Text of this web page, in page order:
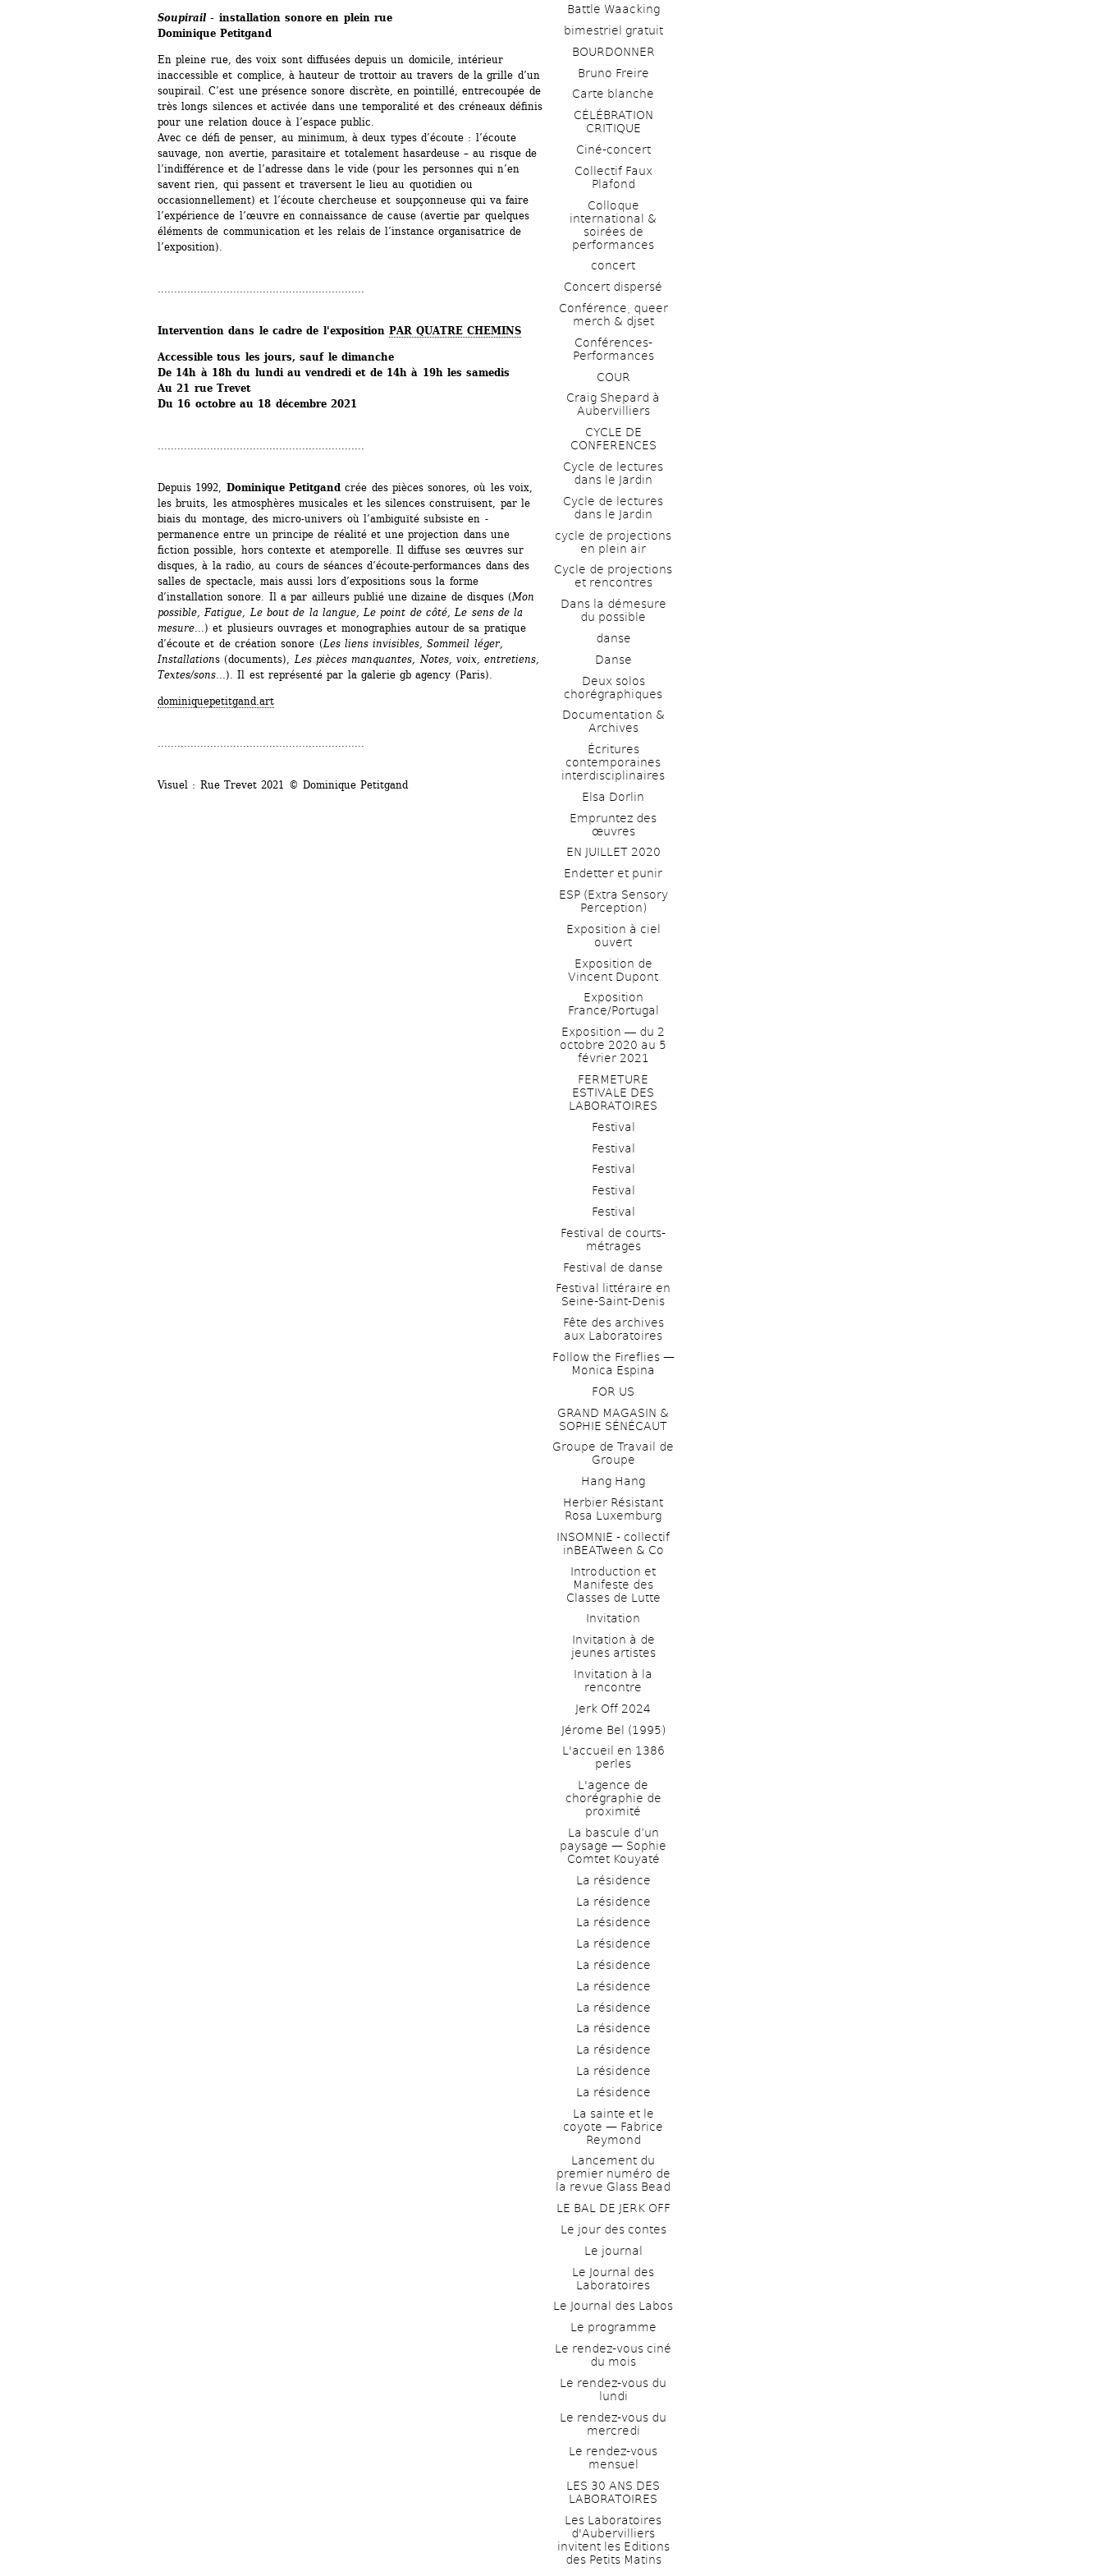
Soupirail - installation sonore en plein rue
Dominique Petitgand
En pleine rue, des voix sont diffusées depuis un domicile, intérieur
inaccessible et complice, à hauteur de trottoir au travers de la grille d’un
soupirail. C’est une présence sonore discrète, en pointillé, entrecoupée de
très longs silences et activée dans une temporalité et des créneaux définis
pour une relation douce à l’espace public.
Avec ce défi de penser, au minimum, à deux types d’écoute : l’écoute
sauvage, non avertie, parasitaire et ­totalement hasardeuse – au risque de
l’indifférence et de l’adresse dans le vide (pour les personnes qui n’en
savent rien, qui passent et traversent le lieu au quotidien ou
occasionnellement) et l’écoute chercheuse et soupçonneuse qui va faire
l’expérience de l’œuvre en connaissance de cause (avertie par quelques
éléments de communication et les relais de l’instance organisatrice de
l’exposition).
Intervention dans le cadre de l'exposition PAR QUATRE CHEMINS
Accessible tous les jours, sauf le dimanche
De 14h à 18h du lundi au vendredi et de 14h à 19h les samedis
Au 21 rue Trevet
Du 16 octobre au 18 décembre 2021
Depuis 1992, Dominique Petitgand crée des pièces ­sonores, où les voix,
les bruits, les atmosphères musicales et les silences construisent, par le
biais du montage, des micro-univers où l’ambiguïté subsiste en ­
permanence entre un principe de réalité et une projection dans une
fiction possible, hors contexte et ­atemporelle. Il diffuse ses œuvres sur
disques, à la radio, au cours de séances d’écoute-performances dans des
salles de spectacle, mais aussi lors d’expositions sous la forme
d’installation sonore. Il a par ailleurs publié une dizaine de disques (Mon
possible, Fatigue, Le bout de la langue, Le point de côté, Le sens de la
mesure ...) et plusieurs ouvrages et monographies autour de sa pratique
d’écoute et de création sonore (Les liens invisibles, Sommeil léger,
Installations (documents), Les pièces manquantes, Notes, voix, entretiens,
Textes/sons ...). Il est représenté par la galerie gb agency (Paris).
dominiquepetitgand.art
Visuel : Rue Trevet 2021 © Dominique Petitgand
Battle Waacking
bimestriel gratuit
BOURDONNER
Bruno Freire
Carte blanche
CÉLÉBRATION
CRITIQUE
Ciné-concert
Collectif Faux
Plafond
Colloque
international &
soirées de
performances
concert
Concert dispersé
Conférence, queer
merch & djset
Conférences-
Performances
COUR
Craig Shepard à
Aubervilliers
CYCLE DE
CONFERENCES
Cycle de lectures
dans le Jardin
Cycle de lectures
dans le Jardin
cycle de projections
en plein air
Cycle de projections
et rencontres
Dans la démesure
du possible
danse
Danse
Deux solos
chorégraphiques
Documentation &
Archives
Écritures
contemporaines
interdisciplinaires
Elsa Dorlin
Empruntez des
œuvres
EN JUILLET 2020
Endetter et punir
ESP (Extra Sensory
Perception)
Exposition à ciel
ouvert
Exposition de
Vincent Dupont
Exposition
France/Portugal
Exposition ― du 2
octobre 2020 au 5
février 2021
FERMETURE
ESTIVALE DES
LABORATOIRES
Festival
Festival
Festival
Festival
Festival
Festival de courts-
métrages
Festival de danse
Festival littéraire en
Seine-Saint-Denis
Fête des archives
aux Laboratoires
Follow the Fireflies —
Monica Espina
FOR US
GRAND MAGASIN &
SOPHIE SÉNÉCAUT
Groupe de Travail de
Groupe
Hang Hang
Herbier Résistant
Rosa Luxemburg
INSOMNIE - collectif
inBEATween & Co
Introduction et
Manifeste des
Classes de Lutte
Invitation
Invitation à de
jeunes artistes
Invitation à la
rencontre
Jerk Off 2024
Jérome Bel (1995)
L'accueil en 1386
perles
L'agence de
chorégraphie de
proximité
La bascule d’un
paysage — Sophie
Comtet Kouyaté
La résidence
La résidence
La résidence
La résidence
La résidence
La résidence
La résidence
La résidence
La résidence
La résidence
La résidence
La sainte et le
coyote — Fabrice
Reymond
Lancement du
premier numéro de
la revue Glass Bead
LE BAL DE JERK OFF
Le jour des contes
Le journal
Le Journal des
Laboratoires
Le Journal des Labos
Le programme
Le rendez-vous ciné
du mois
Le rendez-vous du
lundi
Le rendez-vous du
mercredi
Le rendez-vous
mensuel
LES 30 ANS DES
LABORATOIRES
Les Laboratoires
d'Aubervilliers
invitent les Editions
des Petits Matins